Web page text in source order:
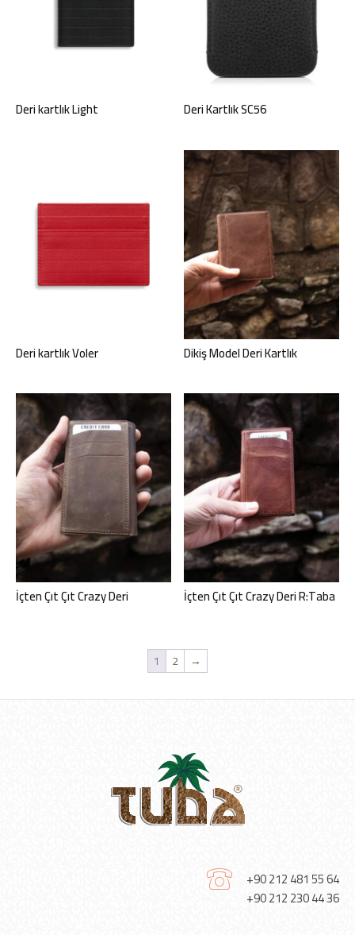
Deri kartlık Light Deri Kartlık SC56
Deri kartlık Voler Dikiş Model Deri Kartlık
İçten Çıt Çıt Crazy Deri İçten Çıt Çıt Crazy Deri R:Taba
1 2 →
+90 212 481 55 64
+90 212 230 44 36